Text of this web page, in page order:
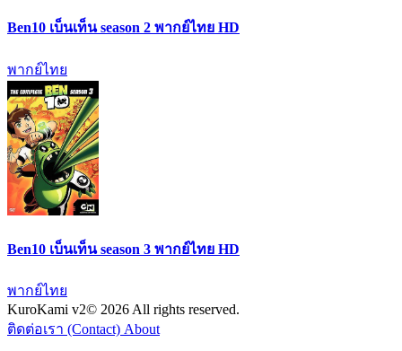
Ben10 เบ็นเท็น season 2 พากย์ไทย HD
พากย์ไทย
Ben10 เบ็นเท็น season 3 พากย์ไทย HD
พากย์ไทย
KuroKami v2© 2026 All rights reserved.
ติดต่อเรา (Contact) About